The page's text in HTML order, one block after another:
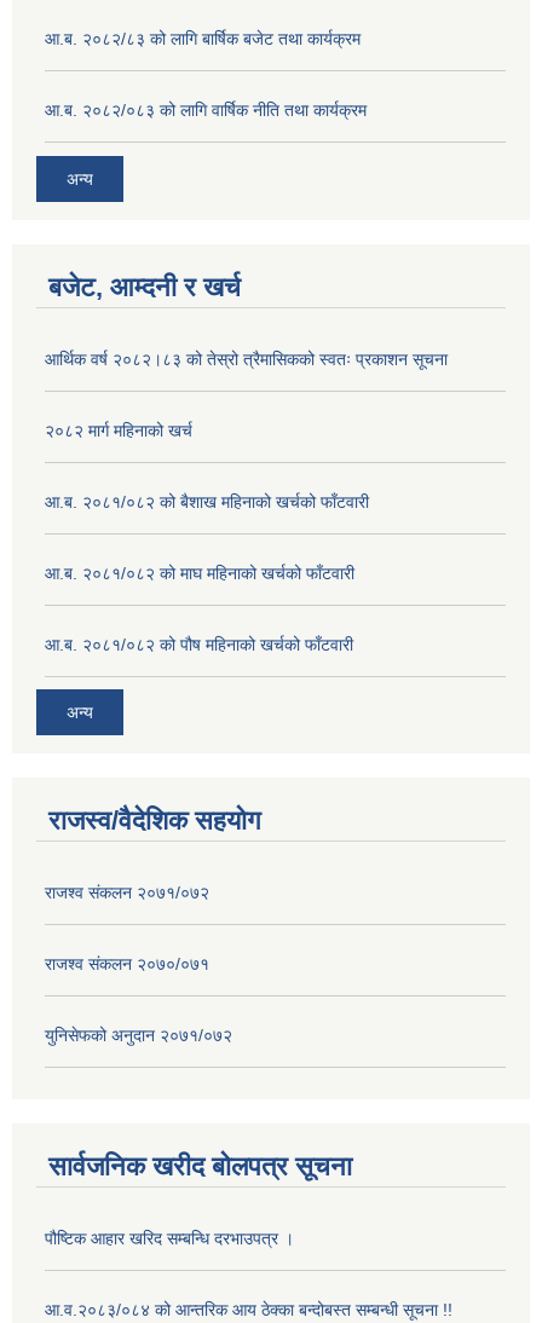
आ.ब. २०८२/८३ को लागि बार्षिक बजेट तथा कार्यक्रम
आ.ब. २०८२/०८३ को लागि वार्षिक नीति तथा कार्यक्रम
अन्य
बजेट, आम्दनी र खर्च
आर्थिक वर्ष २०८२।८३ को तेस्रो त्रैमासिकको स्वतः प्रकाशन सूचना
२०८२ मार्ग महिनाको खर्च
आ.ब. २०८१/०८२ को बैशाख महिनाको खर्चको फाँटवारी
आ.ब. २०८१/०८२ को माघ महिनाको खर्चको फाँटवारी
आ.ब. २०८१/०८२ को पौष महिनाको खर्चको फाँटवारी
अन्य
राजस्व/वैदेशिक सहयोग
राजश्व संकलन २०७१/०७२
राजश्व संकलन २०७०/०७१
युनिसेफको अनुदान २०७१/०७२
सार्वजनिक खरीद बोलपत्र सूचना
पौष्टिक आहार खरिद सम्बन्धि दरभाउपत्र ।
आ.व.२०८३/०८४ को आन्तरिक आय ठेक्का बन्दोबस्त सम्बन्धी सूचना !!